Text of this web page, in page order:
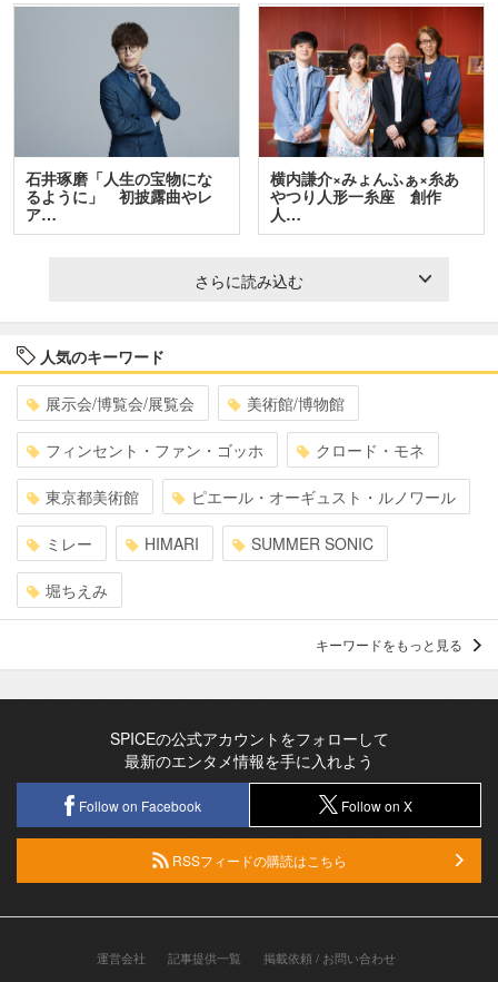
石井琢磨「人生の宝物にな
るように」 初披露曲やレ
ア…
横内謙介×みょんふぁ×糸あ
やつり人形一糸座 創作
人…
さらに読み込む
人気のキーワード
展示会/博覧会/展覧会 美術館/博物館
フィンセント・ファン・ゴッホ クロード・モネ
東京都美術館 ピエール・オーギュスト・ルノワール
ミレー HIMARI SUMMER SONIC
堀ちえみ
キーワードをもっと見る
SPICEの公式アカウントをフォローして
最新のエンタメ情報を手に入れよう
Follow on Facebook Follow on X
RSSフィードの購読はこちら
運営会社 記事提供一覧
掲載依頼 / お問い合わせ